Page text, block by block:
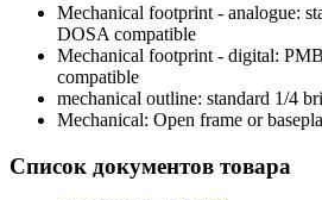
Mechanical footprint - analogue:
DOSA compatible
Mechanical footprint - digital:
compatible
mechanical outline: standard 1/4
Mechanical: Open frame or
Список документов товара